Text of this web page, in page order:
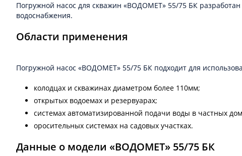
Погружной насос для скважин «ВОДОМЕТ» 55/75 БК
водоснабжения.
Области применения
Погружной насос «ВОДОМЕТ» 55/75 БК подходит для
колодцах и скважинах диаметром более 110мм;
открытых водоемах и резервуарах;
системах автоматизированной подачи воды в частных
оросительных системах на садовых участках.
Данные о модели «ВОДОМЕТ» 55/75 БК